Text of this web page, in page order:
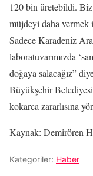
120 bin üretebildi.
müjdeyi daha vermek
Sadece Karadeniz
laboratuvarımızda
doğaya salacağız”
Büyükşehir
kokarca zararlısına
Kaynak: Demirören
Kategoriler: Haber